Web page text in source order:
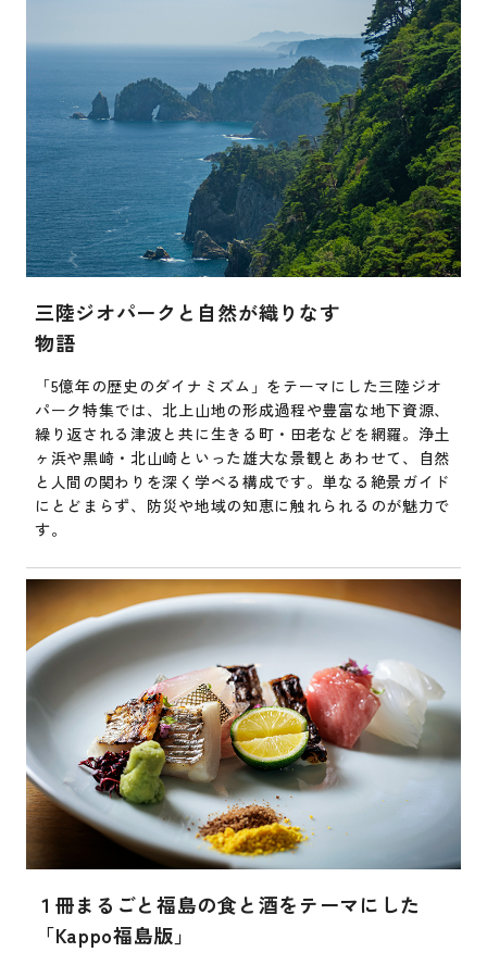
三陸ジオパークと自然が織りなす
物語
「5億年の歴史のダイナミズム」をテーマにした三陸ジオ
パーク特集では、北上山地の形成過程や豊富な地下資源、
繰り返される津波と共に生きる町・田老などを網羅。浄土
ヶ浜や黒崎・北山崎といった雄大な景観とあわせて、自然
と人間の関わりを深く学べる構成です。単なる絶景ガイド
にとどまらず、防災や地域の知恵に触れられるのが魅力で
す。
１冊まるごと福島の食と酒をテーマにした
「Kappo福島版」